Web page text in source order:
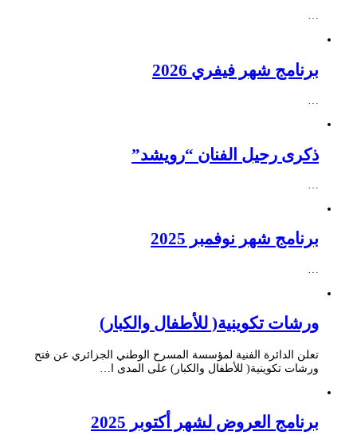
…
برنامج شهر فيفري 2026
…
ذكرى رحيل الفنان “رويشد”
…
برنامج شهر نوفمبر 2025
ورشات تكوينية( للأطفال والكبار)
تعلن الدائرة الفنية لمؤسسة المسرح الوطني الجزائري عن فتح
ورشات تكوينية( للأطفال والكبار) على المدى ا…
برنامج العروض لشهر أكتوبر 2025